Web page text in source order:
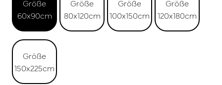
Größe
60x90cm
Größe
80x120cm
Größe
100x150cm
Größe
120x180cm
Größe
150x225cm